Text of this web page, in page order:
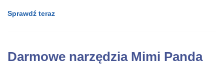
Sprawdź teraz
Darmowe narzędzia Mimi Panda